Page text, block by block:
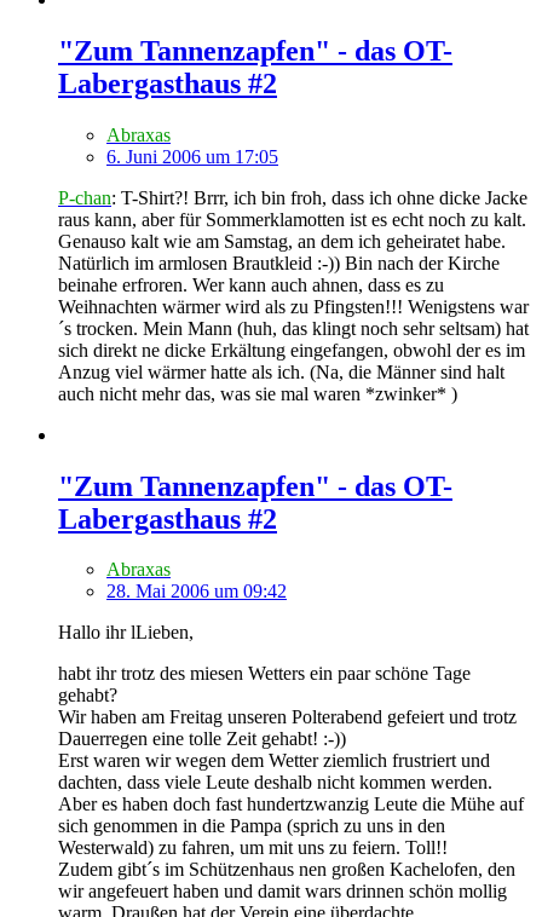
"Zum Tannenzapfen" - das OT-
Labergasthaus #2
Abraxas
6. Juni 2006 um 17:05
P-chan: T-Shirt?! Brrr, ich bin froh, dass ich ohne dicke Jacke
raus kann, aber für Sommerklamotten ist es echt noch zu kalt.
Genauso kalt wie am Samstag, an dem ich geheiratet habe.
Natürlich im armlosen Brautkleid :-)) Bin nach der Kirche
beinahe erfroren. Wer kann auch ahnen, dass es zu
Weihnachten wärmer wird als zu Pfingsten!!! Wenigstens war
´s trocken. Mein Mann (huh, das klingt noch sehr seltsam) hat
sich direkt ne dicke Erkältung eingefangen, obwohl der es im
Anzug viel wärmer hatte als ich. (Na, die Männer sind halt
auch nicht mehr das, was sie mal waren *zwinker* )
"Zum Tannenzapfen" - das OT-
Labergasthaus #2
Abraxas
28. Mai 2006 um 09:42
Hallo ihr lLieben,
habt ihr trotz des miesen Wetters ein paar schöne Tage
gehabt?
Wir haben am Freitag unseren Polterabend gefeiert und trotz
Dauerregen eine tolle Zeit gehabt! :-))
Erst waren wir wegen dem Wetter ziemlich frustriert und
dachten, dass viele Leute deshalb nicht kommen werden.
Aber es haben doch fast hundertzwanzig Leute die Mühe auf
sich genommen in die Pampa (sprich zu uns in den
Westerwald) zu fahren, um mit uns zu feiern. Toll!!
Zudem gibt´s im Schützenhaus nen großen Kachelofen, den
wir angefeuert haben und damit wars drinnen schön mollig